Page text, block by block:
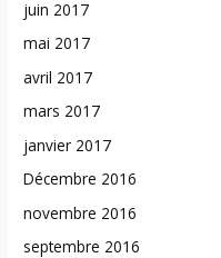
juin 2017
mai 2017
avril 2017
mars 2017
janvier 2017
Décembre 2016
novembre 2016
septembre 2016